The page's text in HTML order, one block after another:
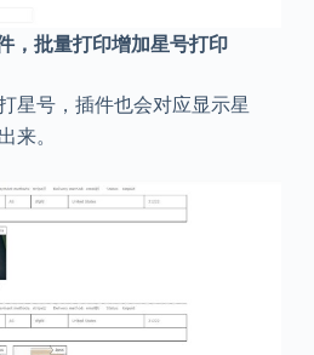
批量打印增加星号打印
星号，插件也会对应显示星
来。